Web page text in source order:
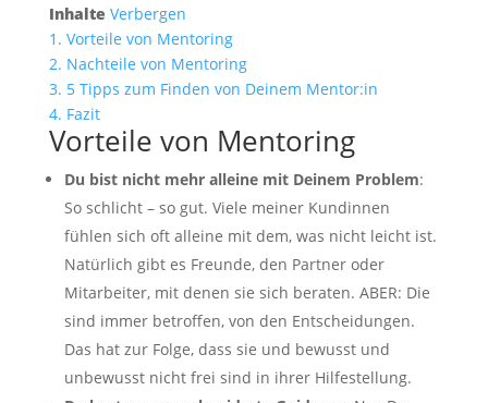
Inhalte Verbergen
1. Vorteile von Mentoring
2. Nachteile von Mentoring
3. 5 Tipps zum Finden von Deinem Mentor:in
4. Fazit
Vorteile von Mentoring
Du bist nicht mehr alleine mit Deinem Problem:
So schlicht – so gut. Viele meiner Kundinnen
fühlen sich oft alleine mit dem, was nicht leicht ist.
Natürlich gibt es Freunde, den Partner oder
Mitarbeiter, mit denen sie sich beraten. ABER: Die
sind immer betroffen, von den Entscheidungen.
Das hat zur Folge, dass sie und bewusst und
unbewusst nicht frei sind in ihrer Hilfestellung.